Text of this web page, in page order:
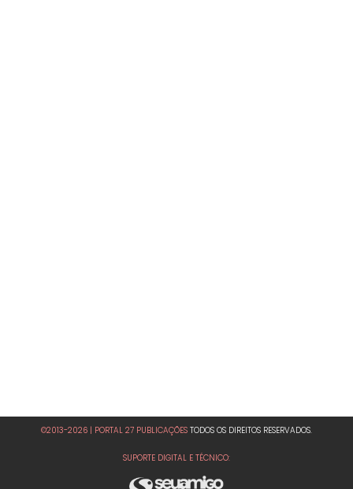
©2013-2026 | PORTAL 27 PUBLICAÇÕES TODOS OS DIREITOS RESERVADOS.
SUPORTE DIGITAL E TÉCNICO: